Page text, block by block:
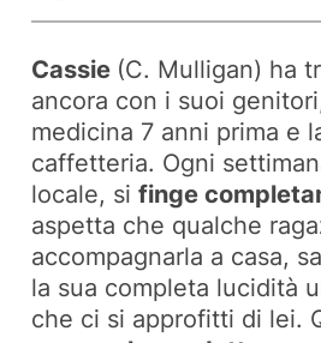
Cassie (C. Mulligan) ha
ancora con i suoi
medicina 7 anni prima e
caffetteria. Ogni
locale, sifinge
aspetta che qualche
accompagnarla a casa,
la sua completa lucidità
che ci si approfitti di lei.